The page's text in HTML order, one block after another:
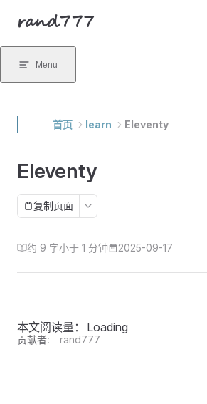
Skip to content
rand777
Menu
首页 learn Eleventy
Eleventy
复制页面
约 9 字小于 1 分钟 2025-09-17
本文阅读量： Loading
贡献者: rand777